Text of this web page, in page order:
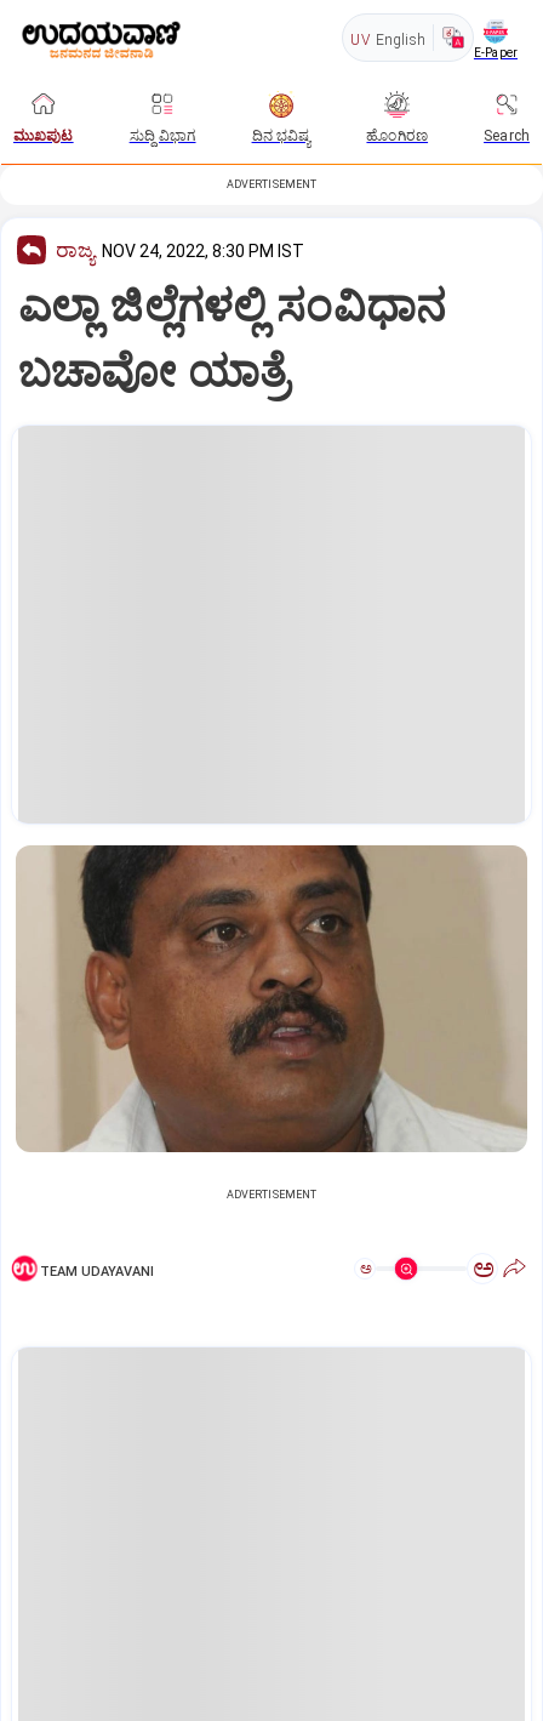
UV English
E-Paper
ಮುಖಪುಟ ಸುದ್ದಿ ವಿಭಾಗ ದಿನ ಭವಿಷ್ಯ ಹೊಂಗಿರಣ Search
ADVERTISEMENT
ರಾಜ್ಯ NOV 24, 2022, 8:30 PM IST
ಎಲ್ಲಾ ಜಿಲ್ಲೆಗಳಲ್ಲಿ ಸಂವಿಧಾನ
ಬಚಾವೋ ಯಾತ್ರೆ
ADVERTISEMENT
TEAM UDAYAVANI ಅ ಅ